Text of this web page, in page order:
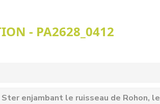
- PA2628_0412
enjambant le ruisseau de Rohon,